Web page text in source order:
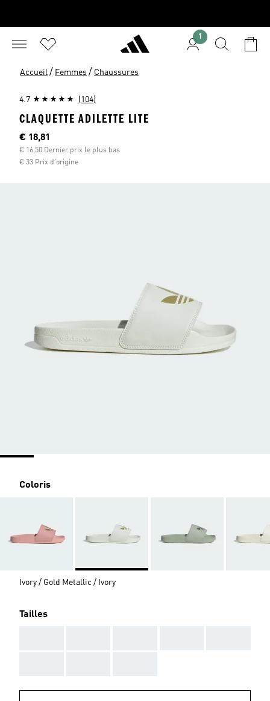
1
Accueil / Femmes / Chaussures
4.7 (104)
CLAQUETTE ADILETTE LITE
Current price
€ 18,81
€ 16,50 Dernier prix le plus bas
€ 33 Prix d'origine
Coloris
Ivory / Gold Metallic / Ivory
Tailles